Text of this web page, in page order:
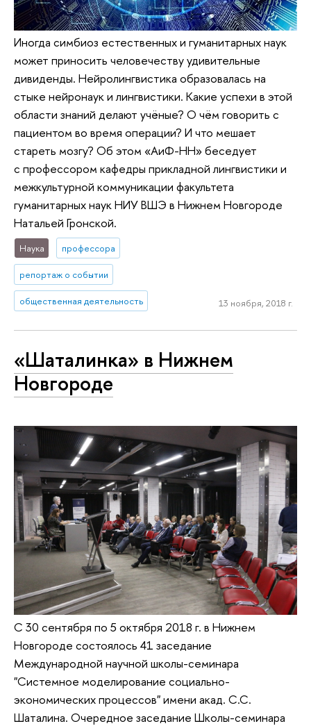
Иногда симбиоз естественных и гуманитарных наук
может приносить человечеству удивительные
дивиденды. Нейролингвистика образовалась на
стыке нейронаук и лингвистики. Какие успехи в этой
области знаний делают учёные? О чём говорить с
пациентом во время операции? И что мешает
стареть мозгу? Об этом «АиФ-НН» беседует
с профессором кафедры прикладной лингвистики и
межкультурной коммуникации факультета
гуманитарных наук НИУ ВШЭ в Нижнем Новгороде
Натальей Гронской.
Наука профессора
репортаж о событии
общественная деятельность 13 ноября, 2018 г.
«Шаталинка» в Нижнем
Новгороде
С 30 сентября по 5 октября 2018 г. в Нижнем
Новгороде состоялось 41 заседание
Международной научной школы-семинара
"Системное моделирование социально-
экономических процессов" имени акад. С.С.
Шаталина. Очередное заседание Школы-семинара